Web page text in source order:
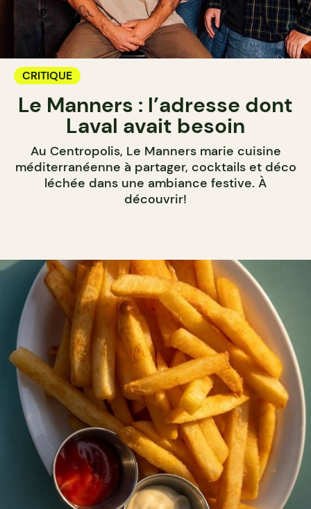
CRITIQUE
Le Manners : l’adresse dont
Laval avait besoin
Au Centropolis, Le Manners marie cuisine
méditerranéenne à partager, cocktails et déco
léchée dans une ambiance festive. À
découvrir!